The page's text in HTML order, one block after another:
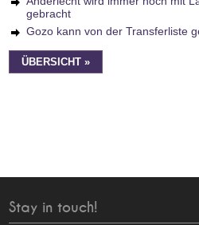
gebracht
Gozo kann von der Transferliste
ÜBERSICHT »
Stay in touch!